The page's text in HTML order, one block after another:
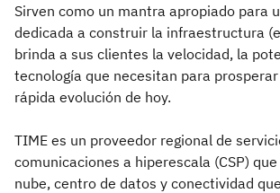
Sirven como un mantra apropiado para
dedicada a construir la infraestructura
brinda a sus clientes la velocidad, la
tecnología que necesitan para
rápida evolución de hoy.
TIME es un proveedor regional de
comunicaciones a hiperescala (CSP)
nube, centro de datos y conectividad